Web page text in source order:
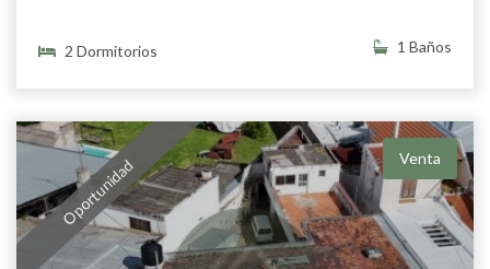
2 Dormitorios 1 Baños
Oportunidad Venta